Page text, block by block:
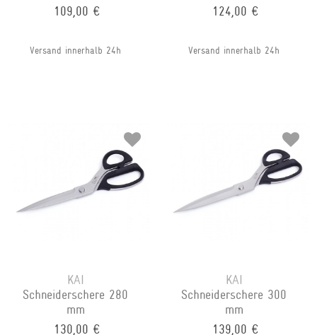
109,00 €
Versand innerhalb 24h
124,00 €
Versand innerhalb 24h
KAI
Schneiderschere 280
mm
130,00 €
KAI
Schneiderschere 300
mm
139,00 €